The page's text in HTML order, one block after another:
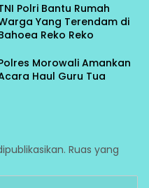
Polri Bantu Rumah
Yang Terendam di
Reko Reko
Morowali Amankan
Haul Guru Tua
Ruas yang